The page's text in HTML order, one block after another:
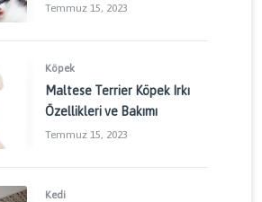
Temmuz 15, 2023
Köpek
Maltese Terrier Köpek Irkı
Özellikleri ve Bakımı
Temmuz 15, 2023
Kedi